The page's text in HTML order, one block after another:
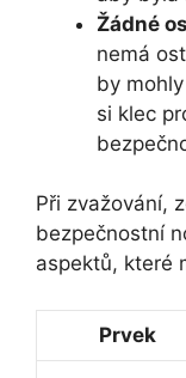
Žádné
nemá
by
si klec
Při zvažování,
bezpečnostní
aspektů, které
Prvek